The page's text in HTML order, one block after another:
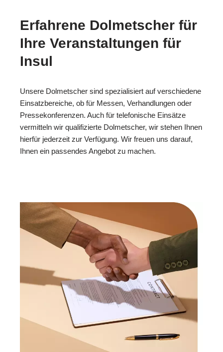
Erfahrene Dolmetscher für
Ihre Veranstaltungen für
Insul
Unsere Dolmetscher sind spezialisiert auf verschiedene
Einsatzbereiche, ob für Messen, Verhandlungen oder
Pressekonferenzen. Auch für telefonische Einsätze
vermitteln wir qualifizierte Dolmetscher, wir stehen Ihnen
hierfür jederzeit zur Verfügung. Wir freuen uns darauf,
Ihnen ein passendes Angebot zu machen.